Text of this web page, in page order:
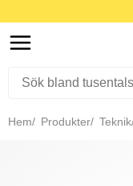
Hem Produkter Teknik